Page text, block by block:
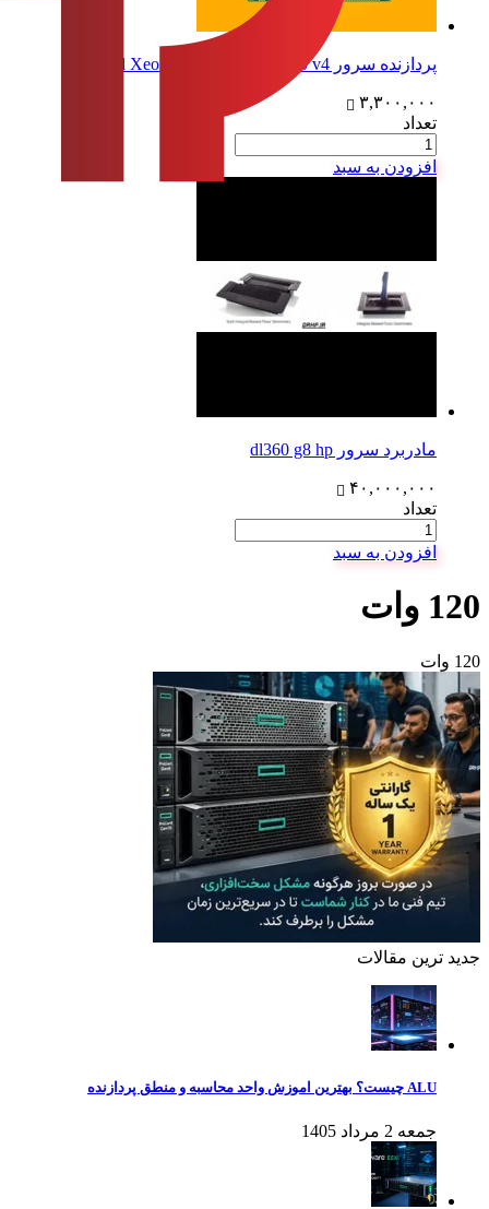
پردازنده سرور Intel Xeon Processor E5- 2690 v4
۳,۳۰۰,۰۰۰
تعداد
افزودن به سبد
مادربرد سرور dl360 g8 hp
۴۰,۰۰۰,۰۰۰
تعداد
افزودن به سبد
120 وات
120 وات
جدید ترین مقالات
ALU چیست؟ بهترین اموزش واحد محاسبه و منطق پردازنده
جمعه 2 مرداد 1405